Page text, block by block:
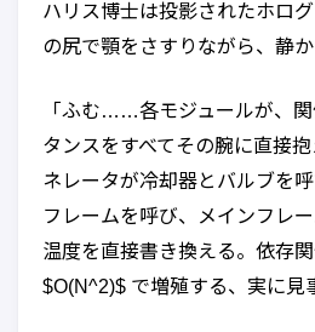
ハリス博士は投影されたホロ
の尻で顎をさすりながら、静
「ふむ……各モジュールが、
タンスをすべてその腕に直接
ネレータが冷却器とバルブを
フレームを呼び、メインフレ
温度を直接書き換える。依存
$O(N^2)$ で増殖する、実に見